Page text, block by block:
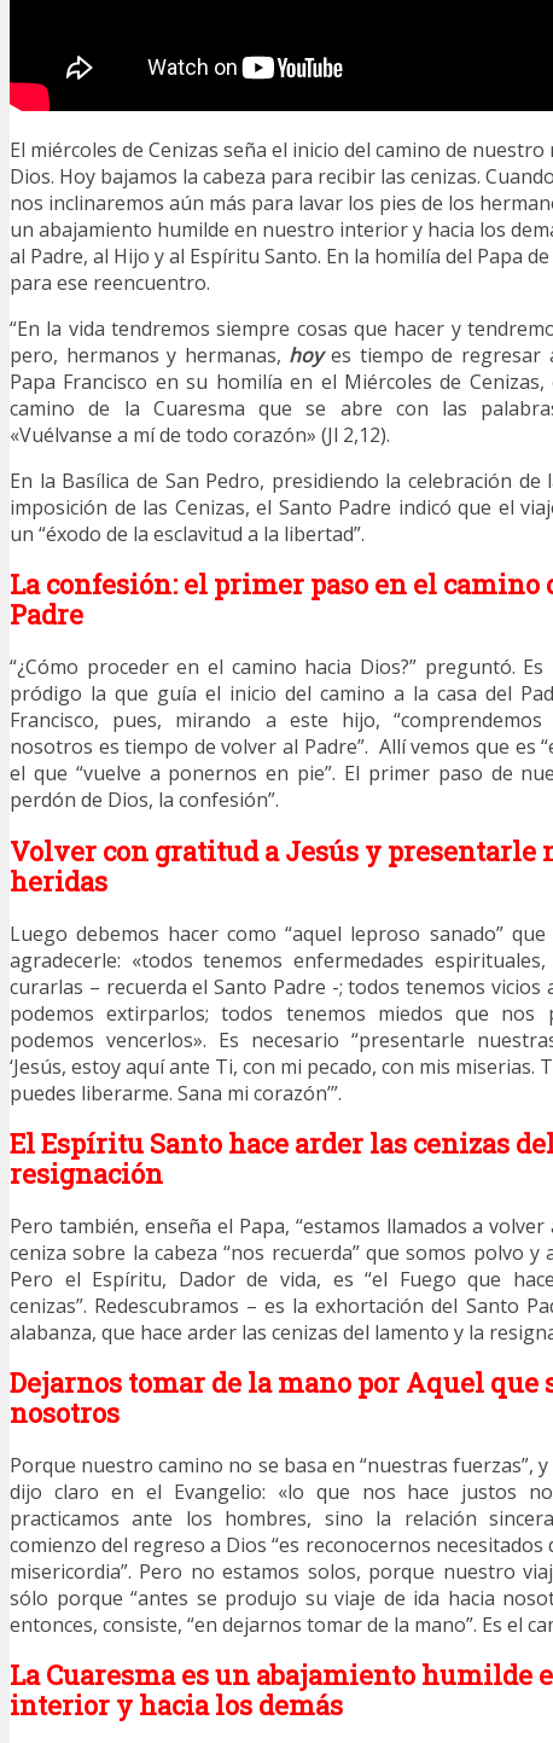
El miércoles de Cenizas seña el inicio del camino de
Dios. Hoy bajamos la cabeza para recibir las cenizas.
nos inclinaremos aún más para lavar los pies de los
un abajamiento humilde en nuestro interior y hacia los
al Padre, al Hijo y al Espíritu Santo. En la homilía del Papa
para ese reencuentro.
“En la vida tendremos siempre cosas que hacer y
pero, hermanos y hermanas, hoyes tiempo de regresar
Papa Francisco en su homilía en el Miércoles de
camino de la Cuaresma que se abre con las
«Vuélvanse a mí de todo corazón» (Jl 2,12).
En la Basílica de San Pedro, presidiendo la celebración de
imposición de las Cenizas, el Santo Padre indicó que el
un “éxodo de la esclavitud a la libertad”.
La confesión: el primer paso en el camino
Padre
“¿Cómo proceder en el camino hacia Dios?” preguntó.
pródigo la que guía el inicio del camino a la casa del
Francisco, pues, mirando a este hijo,
nosotros es tiempo de volver al Padre”. Allí vemos que es
el que “vuelve a ponernos en pie”. El primer paso de
perdón de Dios, la confesión”.
Volver con gratitud a Jesús y presentarle
heridas
Luego debemos hacer como “aquel leproso sanado”
agradecerle: «todos tenemos enfermedades
curarlas – recuerda el Santo Padre -; todos tenemos vicios
podemos extirparlos; todos tenemos miedos que nos
podemos vencerlos». Es necesario “presentarle
‘Jesús, estoy aquí ante Ti, con mi pecado, con mis miserias.
puedes liberarme. Sana mi corazón’”.
El Espíritu Santo hace arder las cenizas
resignación
Pero también, enseña el Papa, “estamos llamados a volver
ceniza sobre la cabeza “nos recuerda” que somos polvo y
Pero el Espíritu, Dador de vida, es “el Fuego que
cenizas”. Redescubramos – es la exhortación del Santo
alabanza, que hace arder las cenizas del lamento y la
Dejarnos tomar de la mano por Aquel que
nosotros
Porque nuestro camino no se basa en “nuestras fuerzas”,
dijo claro en el Evangelio: «lo que nos hace justos
practicamos ante los hombres, sino la relación
comienzo del regreso a Dios “es reconocernos necesitados
misericordia”. Pero no estamos solos, porque nuestro
sólo porque “antes se produjo su viaje de ida hacia
entonces, consiste, “en dejarnos tomar de la mano”. Es el
La Cuaresma es un abajamiento humilde
interior y hacia los demás